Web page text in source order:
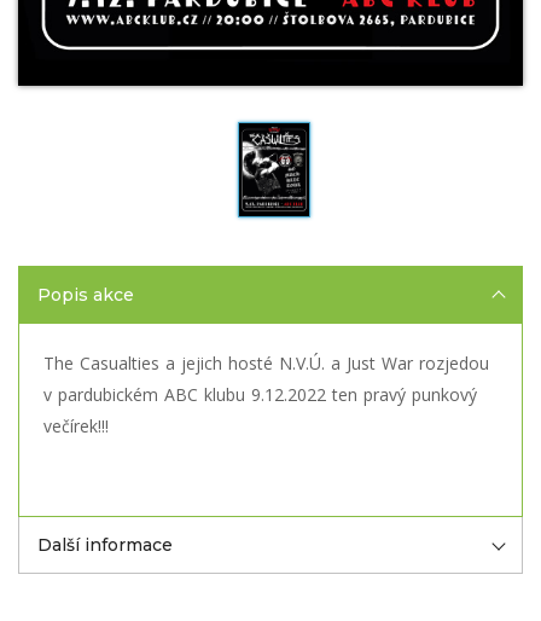
Popis akce
The Casualties a jejich hosté N.V.Ú. a Just War rozjedou
v pardubickém ABC klubu 9.12.2022 ten pravý punkový
večírek!!!
Další informace